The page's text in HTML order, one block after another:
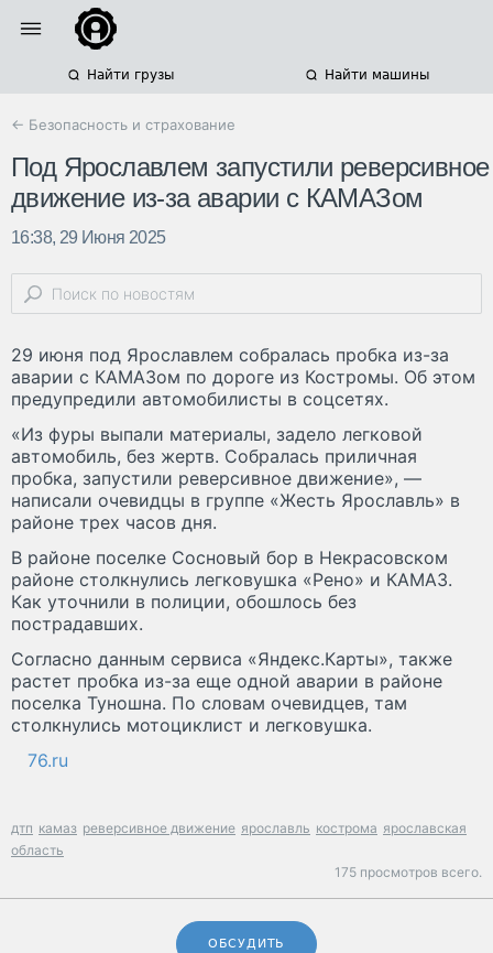
Найти грузы Найти машины
← Безопасность и страхование
Под Ярославлем запустили реверсивное
движение из-за аварии с КАМАЗом
16:38, 29 Июня 2025
29 июня под Ярославлем собралась пробка из-за
аварии с КАМАЗом по дороге из Костромы. Об этом
предупредили автомобилисты в соцсетях.
«Из фуры выпали материалы, задело легковой
автомобиль, без жертв. Собралась приличная
пробка, запустили реверсивное движение», —
написали очевидцы в группе «Жесть Ярославль» в
районе трех часов дня.
В районе поселке Сосновый бор в Некрасовском
районе столкнулись легковушка «Рено» и КАМАЗ.
Как уточнили в полиции, обошлось без
пострадавших.
Согласно данным сервиса «Яндекс.Карты», также
растет пробка из-за еще одной аварии в районе
поселка Туношна. По словам очевидцев, там
столкнулись мотоциклист и легковушка.
76.ru
дтп камаз реверсивное движение ярославль кострома ярославская
область
175 просмотров всего.
ОБСУДИТЬ